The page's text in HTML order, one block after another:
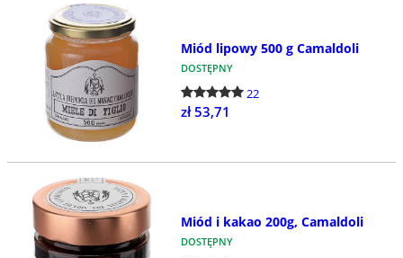
Miód lipowy 500 g Camaldoli
DOSTĘPNY
22
zł 53,71
Miód i kakao 200g, Camaldoli
DOSTĘPNY